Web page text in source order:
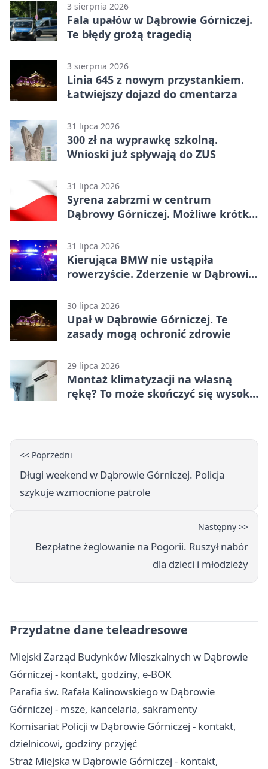
3 sierpnia 2026
Fala upałów w Dąbrowie Górniczej.
Te błędy grożą tragedią
3 sierpnia 2026
Linia 645 z nowym przystankiem.
Łatwiejszy dojazd do cmentarza
31 lipca 2026
300 zł na wyprawkę szkolną.
Wnioski już spływają do ZUS
31 lipca 2026
Syrena zabrzmi w centrum
Dąbrowy Górniczej. Możliwe krótkie
31 lipca 2026
Kierująca BMW nie ustąpiła
rowerzyście. Zderzenie w Dąbrowie
30 lipca 2026
Upał w Dąbrowie Górniczej. Te
zasady mogą ochronić zdrowie
29 lipca 2026
Montaż klimatyzacji na własną
rękę? To może skończyć się wysoką
<< Poprzedni
Długi weekend w Dąbrowie Górniczej. Policja
szykuje wzmocnione patrole
Następny >>
Bezpłatne żeglowanie na Pogorii. Ruszył nabór
dla dzieci i młodzieży
Przydatne dane teleadresowe
Miejski Zarząd Budynków Mieszkalnych w Dąbrowie
Górniczej - kontakt, godziny, e-BOK
Parafia św. Rafała Kalinowskiego w Dąbrowie
Górniczej - msze, kancelaria, sakramenty
Komisariat Policji w Dąbrowie Górniczej - kontakt,
dzielnicowi, godziny przyjęć
Straż Miejska w Dąbrowie Górniczej - kontakt,